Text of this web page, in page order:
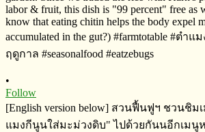
•
Follow
[English version below] สวนฟื้นฟูฯ​ ชวนชิม
แมงกีนูนใส่มะม่วงดิบ" ไปด้วยกันนอีกเม